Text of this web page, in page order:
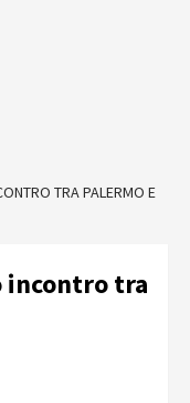
TRA PALERMO E
incontro tra